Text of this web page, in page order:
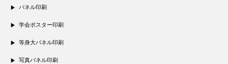
パネル印刷
学会ポスター印刷
等身大パネル印刷
写真パネル印刷